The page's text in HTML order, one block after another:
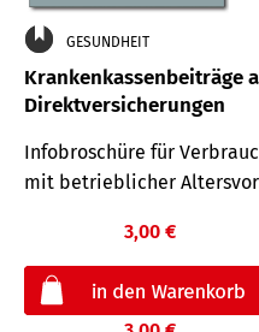
GESUNDHEIT
Krankenkassenbeiträge
Direktversicherungen
Infobroschüre für
mit betrieblicher
3,00 €